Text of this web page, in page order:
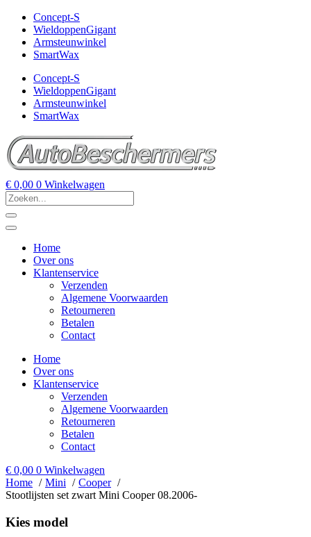
Concept-S
WieldoppenGigant
Armsteunwinkel
SmartWax
Concept-S
WieldoppenGigant
Armsteunwinkel
SmartWax
€ 0,00 0 Winkelwagen
Home
Over ons
Klantenservice
Verzenden
Algemene Voorwaarden
Retourneren
Betalen
Contact
Home
Over ons
Klantenservice
Verzenden
Algemene Voorwaarden
Retourneren
Betalen
Contact
€ 0,00 0 Winkelwagen
Home
Mini
Cooper
Stootlijsten set zwart Mini Cooper 08.2006-
Kies model​